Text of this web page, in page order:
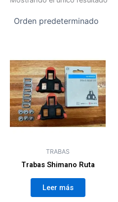
TRABAS
Trabas Shimano Ruta
Leer más